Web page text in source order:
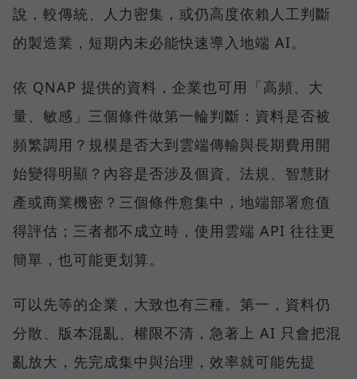
說，較傳統、人力密集，或仍高度依賴人工判斷
的製造業，短期內未必能快速導入地端 AI。
依 QNAP 提供的資料，企業也可用「高頻、大
量、敏感」三個條件做第一輪判斷：資料是否被
頻繁調用？規模是否大到雲端傳輸與長期費用開
始變得明顯？內容是否涉及個資、法規、智慧財
產或商業機密？三個條件愈集中，地端部署愈值
得評估；三者都不成立時，使用雲端 API 往往更
簡單，也可能更划算。
可以先等的企業，大致也有三種。第一，資料仍
分散、版本混亂、權限不清，急著上 AI 只會把混
亂放大，先完成集中與治理，效率就可能先提